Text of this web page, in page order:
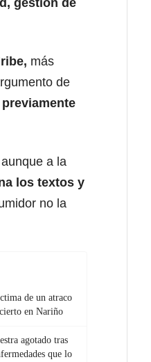
gestión de
más
de
a la
los textos y
no la
de un atraco
en Nariño
agotado tras
que lo